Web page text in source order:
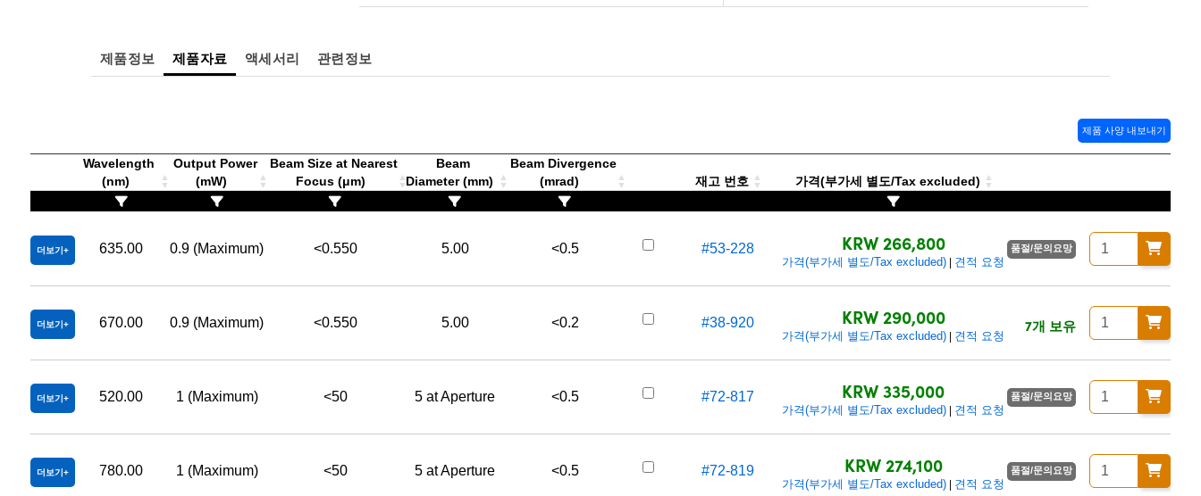
제품정보 제품자료 액세서리 관련정보
제품 사양 내보내기
Wavelength
(nm)
Output Power
(mW)
Beam Size at Nearest
Focus (μm)
Beam
Diameter (mm)
Beam Divergence
(mrad)
재고 번호 가격(부가세 별도/Tax excluded)
더보기 635.00 0.9 (Maximum) <0.550 5.00 <0.5 #53-228 KRW 266,800
가격(부가세 별도/Tax excluded) 견적 요청
품절/문의요망
더보기 670.00 0.9 (Maximum) <0.550 5.00 <0.2 #38-920 KRW 290,000
가격(부가세 별도/Tax excluded) 견적 요청
7개 보유
더보기 520.00 1 (Maximum) <50 5 at Aperture <0.5 #72-817 KRW 335,000
가격(부가세 별도/Tax excluded) 견적 요청
품절/문의요망
더보기 780.00 1 (Maximum) <50 5 at Aperture <0.5 #72-819 KRW 274,100
가격(부가세 별도/Tax excluded) 견적 요청
품절/문의요망